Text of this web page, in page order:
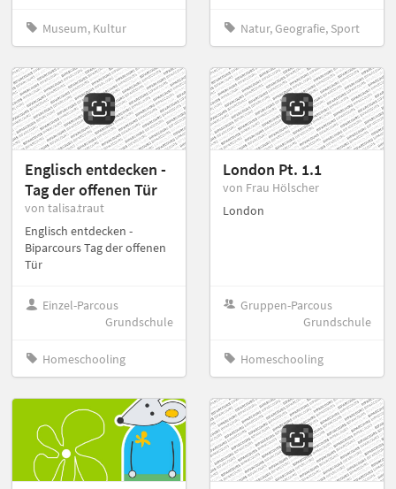
Museum, Kultur Natur, Geografie, Sport
Englisch entdecken -
Tag der offenen Tür
von talisa.traut
Englisch entdecken -
Biparcours Tag der offenen
Tür
Einzel-Parcous
Grundschule
Homeschooling
London Pt. 1.1
von Frau Hölscher
London
Gruppen-Parcous
Grundschule
Homeschooling